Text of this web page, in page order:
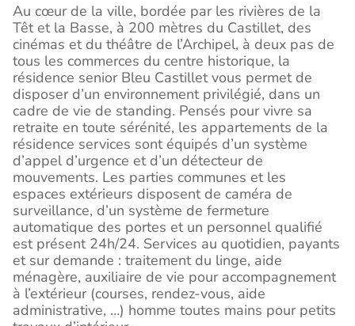
Au cœur de la ville, bordée par les rivières de la
Têt et la Basse, à 200 mètres du Castillet, des
cinémas et du théâtre de l’Archipel, à deux pas de
tous les commerces du centre historique, la
résidence senior Bleu Castillet vous permet de
disposer d’un environnement privilégié, dans un
cadre de vie de standing. Pensés pour vivre sa
retraite en toute sérénité, les appartements de la
résidence services sont équipés d’un système
d’appel d’urgence et d’un détecteur de
mouvements. Les parties communes et les
espaces extérieurs disposent de caméra de
surveillance, d’un système de fermeture
automatique des portes et un personnel qualifié
est présent 24h/24. Services au quotidien, payants
et sur demande : traitement du linge, aide
ménagère, auxiliaire de vie pour accompagnement
à l’extérieur (courses, rendez-vous, aide
administrative, …) homme toutes mains pour petits